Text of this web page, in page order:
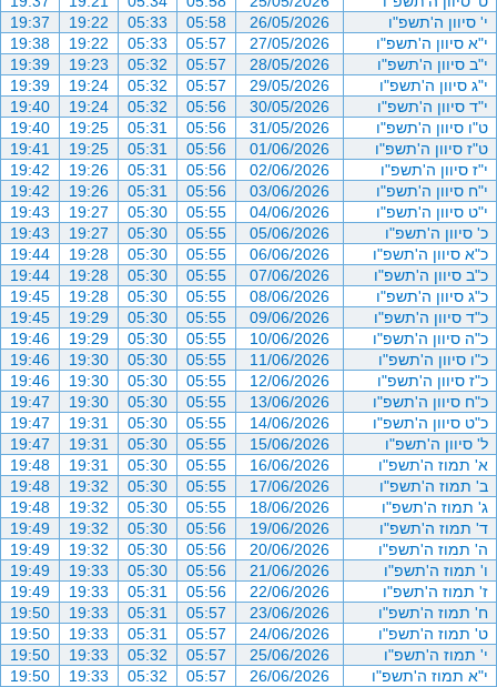
י' סיוון ה'תשפ"ו
26/05/2026
05:58
05:33
19:22
19:37
י"א סיוון ה'תשפ"ו
27/05/2026
05:57
05:33
19:22
19:38
י"ב סיוון ה'תשפ"ו
28/05/2026
05:57
05:32
19:23
19:39
י"ג סיוון ה'תשפ"ו
29/05/2026
05:57
05:32
19:24
19:39
י"ד סיוון ה'תשפ"ו
30/05/2026
05:56
05:32
19:24
19:40
ט"ו סיוון ה'תשפ"ו
31/05/2026
05:56
05:31
19:25
19:40
ט"ז סיוון ה'תשפ"ו
01/06/2026
05:56
05:31
19:25
19:41
י"ז סיוון ה'תשפ"ו
02/06/2026
05:56
05:31
19:26
19:42
י"ח סיוון ה'תשפ"ו
03/06/2026
05:56
05:31
19:26
19:42
י"ט סיוון ה'תשפ"ו
04/06/2026
05:55
05:30
19:27
19:43
כ' סיוון ה'תשפ"ו
05/06/2026
05:55
05:30
19:27
19:43
כ"א סיוון ה'תשפ"ו
06/06/2026
05:55
05:30
19:28
19:44
כ"ב סיוון ה'תשפ"ו
07/06/2026
05:55
05:30
19:28
19:44
כ"ג סיוון ה'תשפ"ו
08/06/2026
05:55
05:30
19:28
19:45
כ"ד סיוון ה'תשפ"ו
09/06/2026
05:55
05:30
19:29
19:45
כ"ה סיוון ה'תשפ"ו
10/06/2026
05:55
05:30
19:29
19:46
כ"ו סיוון ה'תשפ"ו
11/06/2026
05:55
05:30
19:30
19:46
כ"ז סיוון ה'תשפ"ו
12/06/2026
05:55
05:30
19:30
19:46
כ"ח סיוון ה'תשפ"ו
13/06/2026
05:55
05:30
19:30
19:47
כ"ט סיוון ה'תשפ"ו
14/06/2026
05:55
05:30
19:31
19:47
ל' סיוון ה'תשפ"ו
15/06/2026
05:55
05:30
19:31
19:47
א' תמוז ה'תשפ"ו
16/06/2026
05:55
05:30
19:31
19:48
ב' תמוז ה'תשפ"ו
17/06/2026
05:55
05:30
19:32
19:48
ג' תמוז ה'תשפ"ו
18/06/2026
05:55
05:30
19:32
19:48
ד' תמוז ה'תשפ"ו
19/06/2026
05:56
05:30
19:32
19:49
ה' תמוז ה'תשפ"ו
20/06/2026
05:56
05:30
19:32
19:49
ו' תמוז ה'תשפ"ו
21/06/2026
05:56
05:30
19:33
19:49
ז' תמוז ה'תשפ"ו
22/06/2026
05:56
05:31
19:33
19:49
ח' תמוז ה'תשפ"ו
23/06/2026
05:57
05:31
19:33
19:50
ט' תמוז ה'תשפ"ו
24/06/2026
05:57
05:31
19:33
19:50
י' תמוז ה'תשפ"ו
25/06/2026
05:57
05:32
19:33
19:50
י"א תמוז ה'תשפ"ו
26/06/2026
05:57
05:32
19:33
19:50